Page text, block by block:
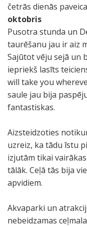
četrās dienās
oktobris
Pusotra stunda un
taurēšanu jau ir aiz
Sajūtot vēju sejā un
iepriekš lasīts
will take you
saule jau bija
fantastiskas.
Aizsteidzoties
uzreiz, ka tādu īstu
izjutām tikai
tālāk. Ceļā tās bija
apvidiem.
Akvaparki un
nebeidzamas